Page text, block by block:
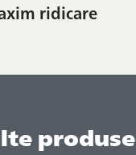
ridicare
produse